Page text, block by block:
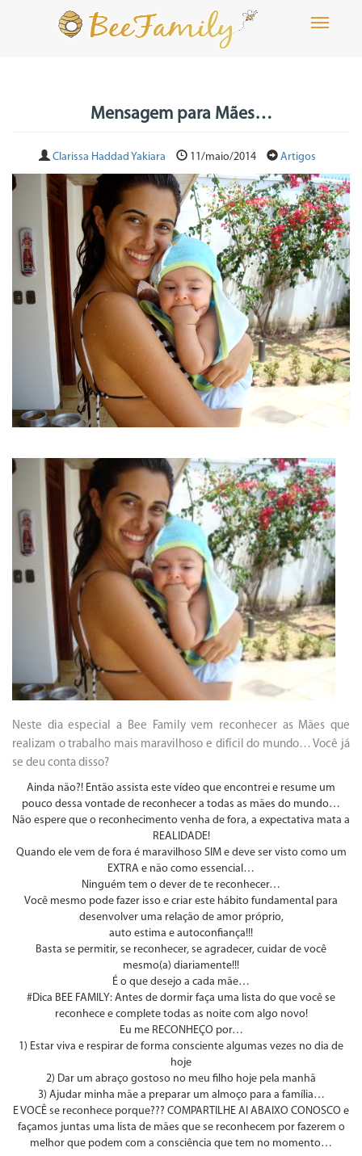
Toggle
Mensagem para Mães…
Clarissa Haddad Yakiara 11/maio/2014 Artigos
Neste dia especial a Bee Family vem reconhecer as Mães que
realizam o trabalho mais maravilhoso e difícil do mundo… Você já
se deu conta disso?
Ainda não?! Então assista este vídeo que encontrei e resume um
pouco dessa vontade de reconhecer a todas as mães do mundo…
Não espere que o reconhecimento venha de fora, a expectativa mata a
REALIDADE!
Quando ele vem de fora é maravilhoso SIM e deve ser visto como um
EXTRA e não como essencial…
Ninguém tem o dever de te reconhecer…
Você mesmo pode fazer isso e criar este hábito fundamental para
desenvolver uma relação de amor próprio,
auto estima e autoconfiança!!!
Basta se permitir, se reconhecer, se agradecer, cuidar de você
mesmo(a) diariamente!!!
É o que desejo a cada mãe…
#Dica BEE FAMILY: Antes de dormir faça uma lista do que você se
reconhece e complete todas as noite com algo novo!
Eu me RECONHEÇO por…
1) Estar viva e respirar de forma consciente algumas vezes no dia de
hoje
2) Dar um abraço gostoso no meu filho hoje pela manhã
3) Ajudar minha mãe a preparar um almoço para a família…
E VOCÊ se reconhece porque??? COMPARTILHE AI ABAIXO CONOSCO e
façamos juntas uma lista de mães que se reconhecem por fazerem o
melhor que podem com a consciência que tem no momento…